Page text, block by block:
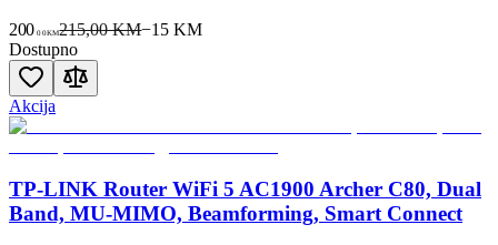
200 00KM215,00 KM−15 KM
Dostupno
Akcija
TP-LINK Router WiFi 5 AC1900 Archer C80, Dual
Band, MU-MIMO, Beamforming, Smart Connect